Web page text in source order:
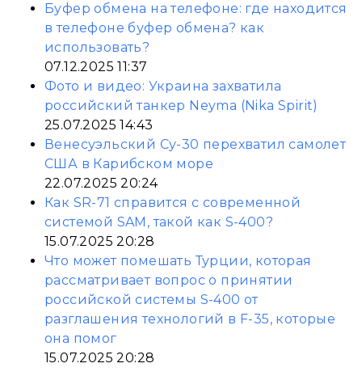
Буфер обмена на телефоне: где находится
в телефоне буфер обмена? как
использовать?
07.12.2025 11:37
Фото и видео: Украина захватила
российский танкер Neyma (Nika Spirit)
25.07.2025 14:43
Венесуэльский Су-30 перехватил самолет
США в Карибском море
22.07.2025 20:24
Как SR-71 справится с современной
системой SAM, такой как S-400?
15.07.2025 20:28
Что может помешать Турции, которая
рассматривает вопрос о принятии
российской системы S-400 от
разглашения технологий в F-35, которые
она помог
15.07.2025 20:28